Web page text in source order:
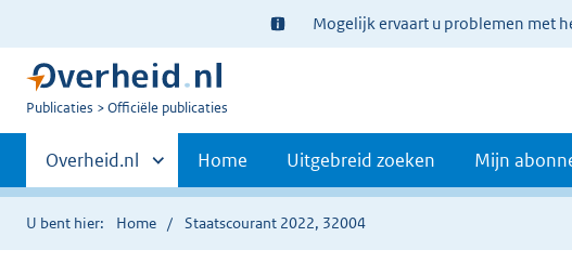
Ter
informatie:
Mogelijk ervaart u problemen met
U
Publicaties Officiële publicaties
Primaire
navigatie
Andere
sites
binnen
Overheid.nl Home Uitgebreid zoeken Mijn
U bent hier: Home Staatscourant 2022, 32004